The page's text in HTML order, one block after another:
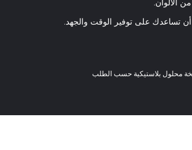
محلول بلاستيكية حسب الطلب